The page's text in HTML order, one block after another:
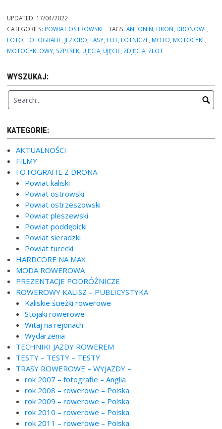
w
Antoninie”
UPDATED: 17/04/2022
CATEGORIES: POWIAT OSTROWSKI TAGS: ANTONIN DRON DRONOWE,
FOTO FOTOGRAFIE JEZIORO LASY LOT LOTNICZE MOTO MOTOCYKL
MOTOCYKLOWY SZPEREK UJĘCIA UJĘCIE ZDJĘCIA ZLOT
WYSZUKAJ:
KATEGORIE:
AKTUALNOŚCI
FILMY
FOTOGRAFIE Z DRONA
Powiat kaliski
Powiat ostrowski
Powiat ostrzeszowski
Powiat pleszewski
Powiat poddębicki
Powiat sieradzki
Powiat turecki
HARDCORE NA MAX
MODA ROWEROWA
PREZENTACJE PODRÓŻNICZE
ROWEROWY KALISZ – PUBLICYSTYKA
Kaliskie ścieżki rowerowe
Stojaki rowerowe
Witaj na rejonach
Wydarzenia
TECHNIKI JAZDY ROWEREM
TESTY – TESTY – TESTY
TRASY ROWEROWE – WYJAZDY –
rok 2007 – fotografie – Anglia
rok 2008 – rowerowe – Polska
rok 2009 – rowerowe – Polska
rok 2010 – rowerowe – Polska
rok 2011 – rowerowe – Polska